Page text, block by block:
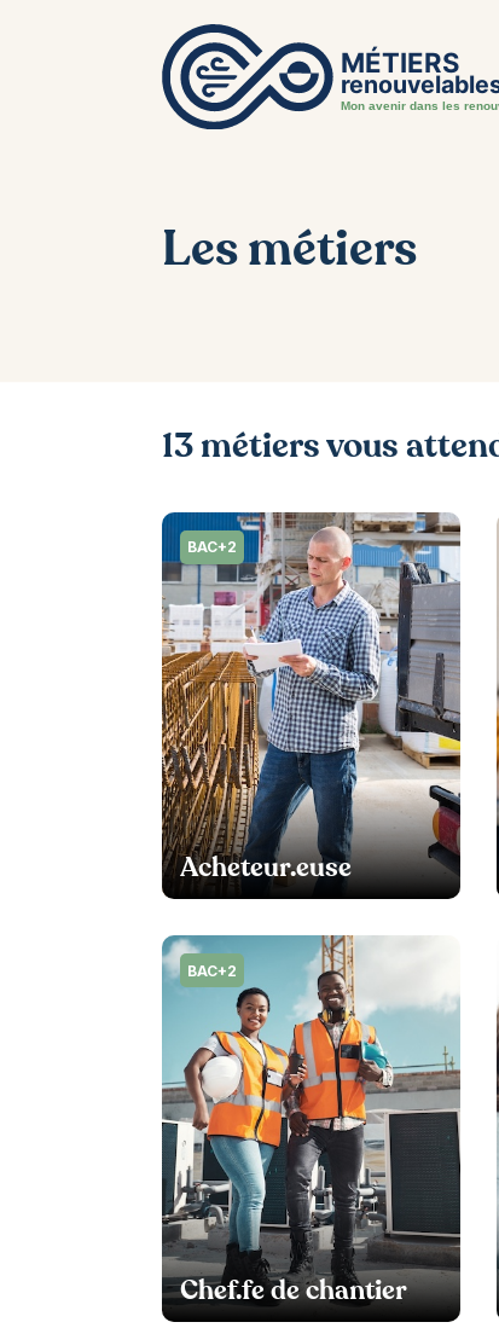
Les métiers
13 métiers vous
BAC+2
Acheteur.euse
BAC+2
Chef.fe de chantier